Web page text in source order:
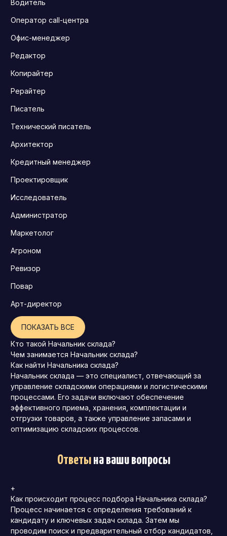
Водитель
Оператор call-центра
Офис-менеджер
Редактор
Копирайтер
Рерайтер
Писатель
Технический писатель
Архитектор
Кредитный менеджер
Проектировщик
Исследователь
Администратор
Маркетолог
Агроном
Ревизор
Повар
Арт-директор
ПОКАЗАТЬ ВСЕ
Кто такой Начальник склада?
Чем занимается Начальник склада?
Как найти Начальника склада?
Начальник склада — это специалист, отвечающий за
управление складскими операциями и логистическими
процессами. Его задачи включают обеспечение
эффективного приема, хранения, комплектации и
отгрузки товаров, а также управление запасами и
оптимизацию складских процессов.
Ответына ваши вопросы
+
Как происходит процесс подбора Начальника склада?
Процесс начинается с определения требований к
кандидату и ключевых задач склада. Затем мы
проводим поиск и предварительный отбор кандидатов,